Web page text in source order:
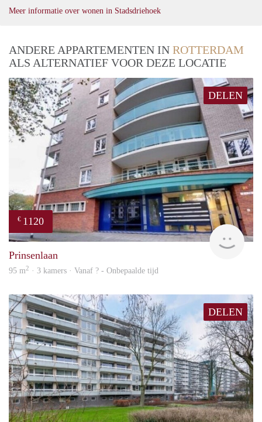
Meer informatie over wonen in Stadsdriehoek
ANDERE APPARTEMENTEN IN ROTTERDAM
ALS ALTERNATIEF VOOR DEZE LOCATIE
DELEN
€ 1120
rent
Prinsenlaan
95 m2 · 3 kamers · Vanaf ? - Onbepaalde tijd
DELEN